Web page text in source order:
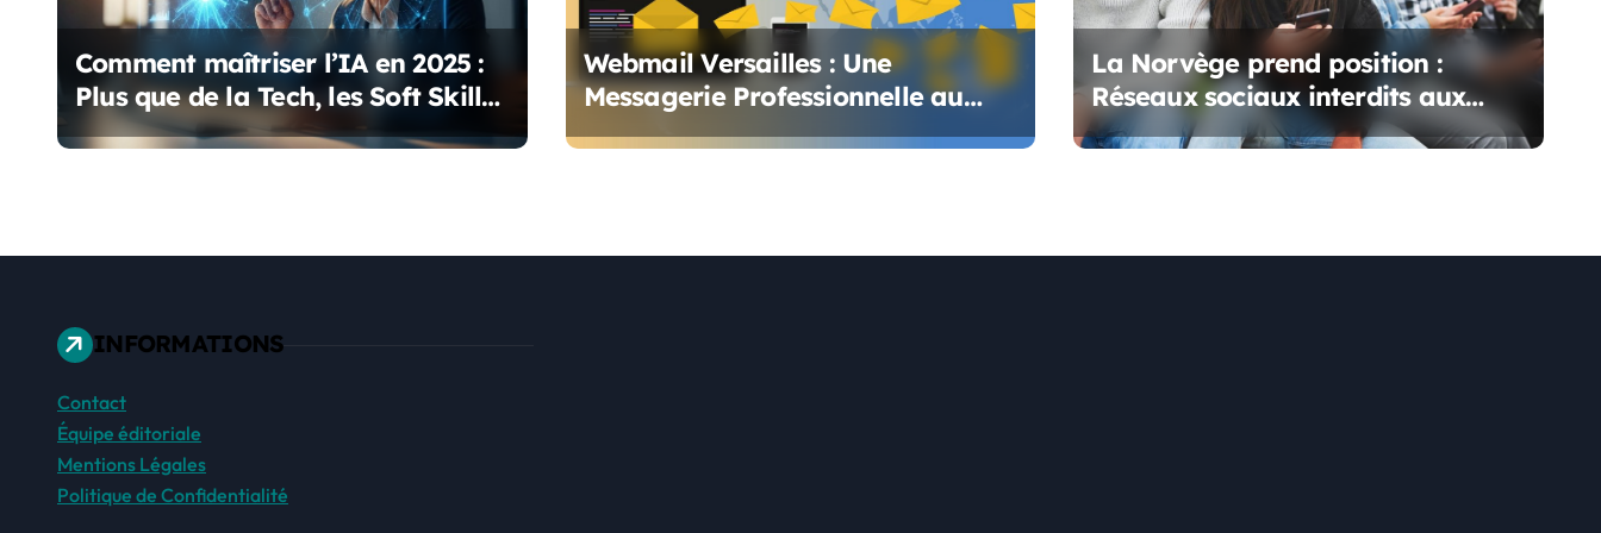
e
l
’
i
c
l
e
Comment maîtriser l’IA en 2025 :
Plus que de la Tech, les Soft Skills
Indispensables
Webmail Versailles : Une
Messagerie Professionnelle au
Service des Enseignants et du
La Norvège prend position :
Réseaux sociaux interdits aux
moins de 15 ans
INFORMATIONS
Contact
Équipe éditoriale
Mentions Légales
Politique de Confidentialité